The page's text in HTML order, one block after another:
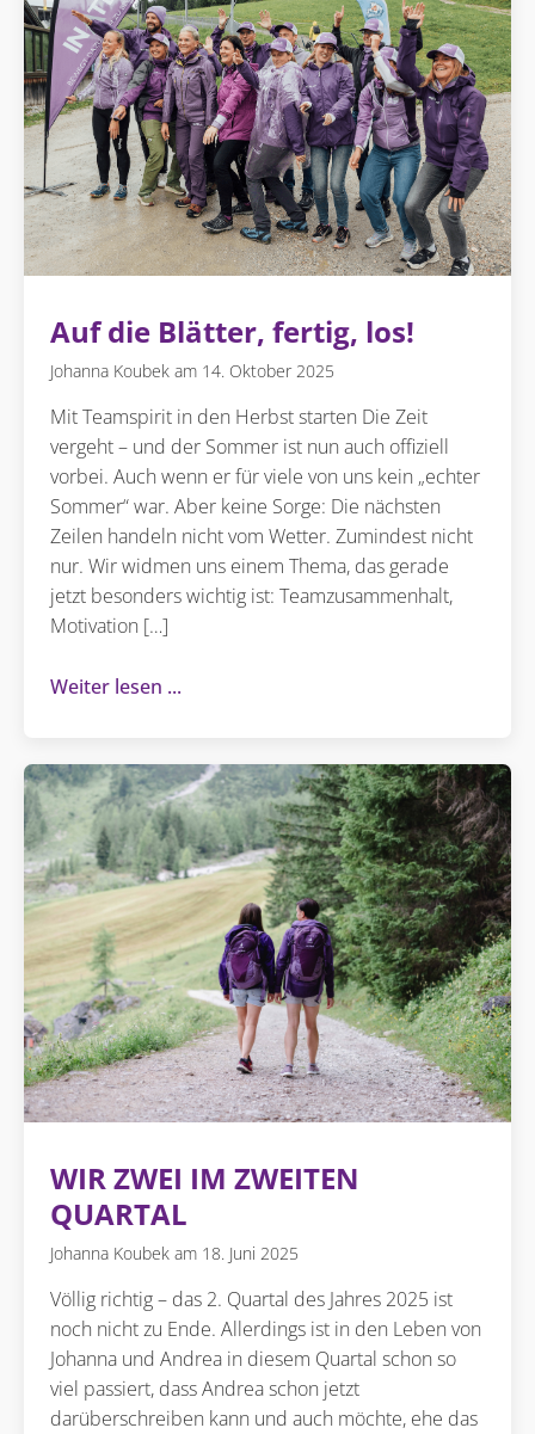
Auf die Blätter, fertig, los!
Johanna Koubek 14. Oktober 2025
Mit Teamspirit in den Herbst starten Die Zeit
vergeht – und der Sommer ist nun auch offiziell
vorbei. Auch wenn er für viele von uns kein „echter
Sommer“ war. Aber keine Sorge: Die nächsten
Zeilen handeln nicht vom Wetter. Zumindest nicht
nur. Wir widmen uns einem Thema, das gerade
jetzt besonders wichtig ist: Teamzusammenhalt,
Motivation […]
Weiter lesen
WIR ZWEI IM ZWEITEN
QUARTAL
Johanna Koubek 18. Juni 2025
Völlig richtig – das 2. Quartal des Jahres 2025 ist
noch nicht zu Ende. Allerdings ist in den Leben von
Johanna und Andrea in diesem Quartal schon so
viel passiert, dass Andrea schon jetzt
darüberschreiben kann und auch möchte, ehe das